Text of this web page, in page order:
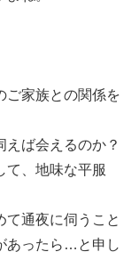
ご家族との関係を
ば会えるのか？
て、地味な平服
て通夜に伺うこと
あったら…と申し